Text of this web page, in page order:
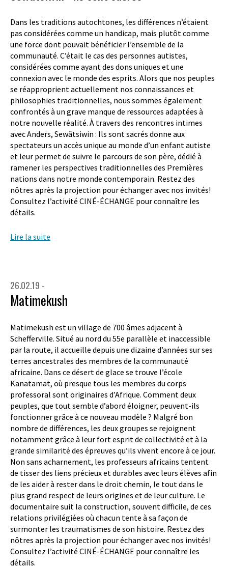
Dans les traditions autochtones, les différences n’étaient
pas considérées comme un handicap, mais plutôt comme
une force dont pouvait bénéficier l’ensemble de la
communauté. C’était le cas des personnes autistes,
considérées comme ayant des dons uniques et une
connexion avec le monde des esprits. Alors que nos peuples
se réapproprient actuellement nos connaissances et
philosophies traditionnelles, nous sommes également
confrontés à un grave manque de ressources adaptées à
notre nouvelle réalité. À travers des rencontres intimes
avec Anders, Sewâtsiwin : Ils sont sacrés donne aux
spectateurs un accès unique au monde d’un enfant autiste
et leur permet de suivre le parcours de son père, dédié à
ramener les perspectives traditionnelles des Premières
nations dans notre monde contemporain. Restez des
nôtres après la projection pour échanger avec nos invités!
Consultez l’activité CINÉ-ÉCHANGE pour connaître les
détails.
Lire la suite
26.02.19 -
Matimekush
Matimekush est un village de 700 âmes adjacent à
Schefferville. Situé au nord du 55e parallèle et inaccessible
par la route, il accueille depuis une dizaine d’années sur ses
terres ancestrales des membres de la communauté
africaine. Dans ce désert de glace se trouve l’école
Kanatamat, où presque tous les membres du corps
professoral sont originaires d’Afrique. Comment deux
peuples, que tout semble d’abord éloigner, peuvent-ils
fonctionner grâce à ce nouveau modèle ? Malgré bon
nombre de différences, les deux groupes se rejoignent
notamment grâce à leur fort esprit de collectivité et à la
grande similarité des épreuves qu’ils vivent encore à ce jour.
Non sans acharnement, les professeurs africains tentent
de tisser des liens précieux et durables avec leurs élèves afin
de les aider à rester dans le droit chemin, le tout dans le
plus grand respect de leurs origines et de leur culture. Le
documentaire suit la construction, souvent difficile, de ces
relations privilégiées où chacun tente à sa façon de
surmonter les traumatismes de son histoire. Restez des
nôtres après la projection pour échanger avec nos invités!
Consultez l’activité CINÉ-ÉCHANGE pour connaître les
détails.